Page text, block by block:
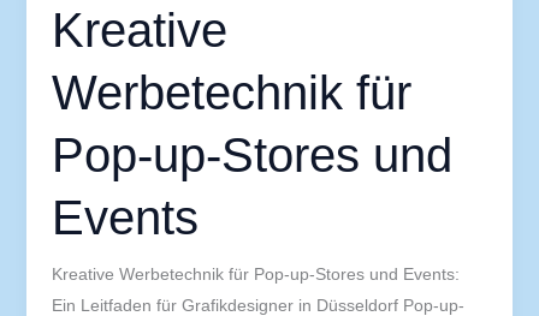
Kreative
Werbetechnik für
Pop-up-Stores und
Events
Kreative Werbetechnik für Pop-up-Stores und Events:
Ein Leitfaden für Grafikdesigner in Düsseldorf Pop-up-